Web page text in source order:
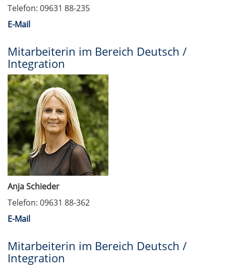
Telefon: 09631 88-235
E-Mail
Mitarbeiterin im Bereich Deutsch /
Integration
Anja Schieder
Telefon: 09631 88-362
E-Mail
Mitarbeiterin im Bereich Deutsch /
Integration